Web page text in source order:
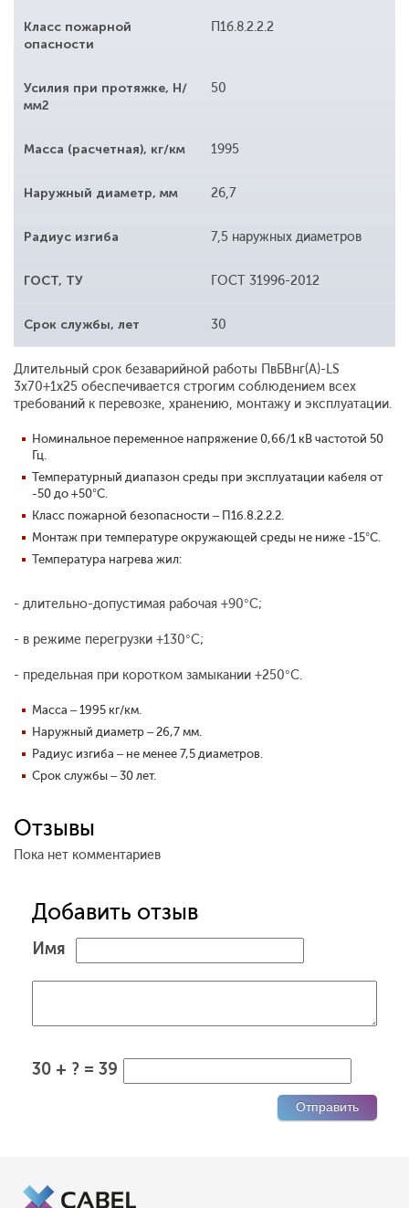
Класс пожарной
опасности
П1б.8.2.2.2
Усилия при протяжке, Н/
мм2
50
Масса (расчетная), кг/км 1995
Наружный диаметр, мм 26,7
Радиус изгиба 7,5 наружных диаметров
ГОСТ, ТУ ГОСТ 31996-2012
Срок службы, лет 30
Длительный срок безаварийной работы ПвБВнг(A)-LS
3x70+1x25 обеспечивается строгим соблюдением всех
требований к перевозке, хранению, монтажу и эксплуатации.
Номинальное переменное напряжение 0,66/1 кВ частотой 50
Гц.
Температурный диапазон среды при эксплуатации кабеля от
-50 до +50°С.
Класс пожарной безопасности – П1б.8.2.2.2.
Монтаж при температуре окружающей среды не ниже -15°С.
Температура нагрева жил:
- длительно-допустимая рабочая +90°С;
- в режиме перегрузки +130°С;
- предельная при коротком замыкании +250°С.
Масса – 1995 кг/км.
Наружный диаметр – 26,7 мм.
Радиус изгиба – не менее 7,5 диаметров.
Срок службы – 30 лет.
Отзывы
Пока нет комментариев
Добавить отзыв
Имя
30 + ? = 39